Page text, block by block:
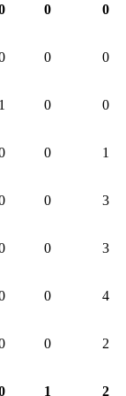
0 0
0 0
1 0 0
0 1
0 3
0 3
0 4
0 2
1 2